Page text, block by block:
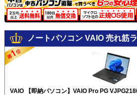
ノートパソコン VAIO 売れ筋
VAIO 【即納パソコン】VAIO Pro PG